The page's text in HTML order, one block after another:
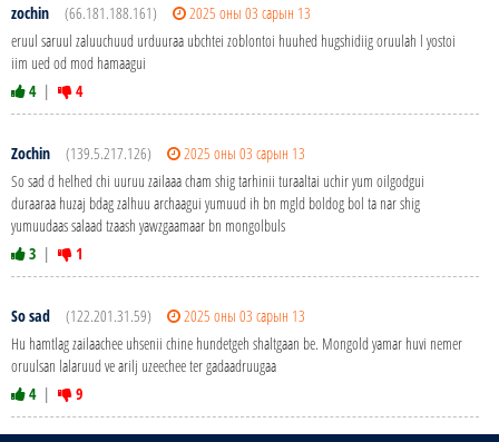
zochin (66.181.188.161)
2025 оны 03 сарын 13
eruul saruul zaluuchuud urduuraa ubchtei zoblontoi huuhed hugshidiig oruulah l yostoi
iim ued od mod hamaagui
4 | 4
Zochin (139.5.217.126)
2025 оны 03 сарын 13
So sad d helhed chi uuruu zailaaa cham shig tarhinii turaaltai uchir yum oilgodgui
duraaraa huzaj bdag zalhuu archaagui yumuud ih bn mgld boldog bol ta nar shig
yumuudaas salaad tzaash yawzgaamaar bn mongolbuls
3 | 1
So sad (122.201.31.59)
2025 оны 03 сарын 13
Hu hamtlag zailaachee uhsenii chine hundetgeh shaltgaan be. Mongold yamar huvi nemer
oruulsan lalaruud ve arilj uzeechee ter gadaadruugaa
4 | 9